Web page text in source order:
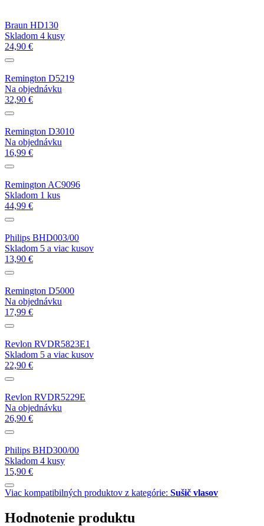
Braun HD130
Skladom 4 kusy
24,90 €
Remington D5219
Na objednávku
32,90 €
Remington D3010
Na objednávku
16,99 €
Remington AC9096
Skladom 1 kus
44,99 €
Philips BHD003/00
Skladom 5 a viac kusov
13,90 €
Remington D5000
Na objednávku
17,99 €
Revlon RVDR5823E1
Skladom 5 a viac kusov
22,90 €
Revlon RVDR5229E
Na objednávku
26,90 €
Philips BHD300/00
Skladom 4 kusy
15,90 €
Viac kompatibilných produktov z kategórie: Sušič vlasov
Hodnotenie produktu